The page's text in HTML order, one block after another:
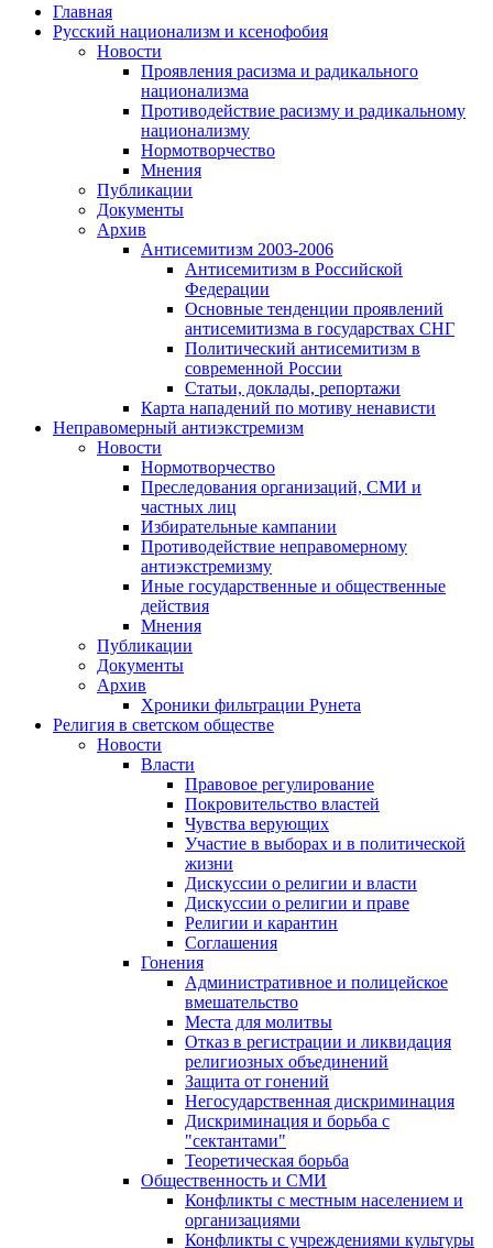
Главная
Русский национализм и ксенофобия
Новости
Проявления расизма и радикального
национализма
Противодействие расизму и радикальному
национализму
Нормотворчество
Мнения
Публикации
Документы
Архив
Антисемитизм 2003-2006
Антисемитизм в Российской
Федерации
Основные тенденции проявлений
антисемитизма в государствах СНГ
Политический антисемитизм в
современной России
Статьи, доклады, репортажи
Карта нападений по мотиву ненависти
Неправомерный антиэкстремизм
Новости
Нормотворчество
Преследования организаций, СМИ и
частных лиц
Избирательные кампании
Противодействие неправомерному
антиэкстремизму
Иные государственные и общественные
действия
Мнения
Публикации
Документы
Архив
Хроники фильтрации Рунета
Религия в светском обществе
Новости
Власти
Правовое регулирование
Покровительство властей
Чувства верующих
Участие в выборах и в политической
жизни
Дискуссии о религии и власти
Дискуссии о религии и праве
Религии и карантин
Соглашения
Гонения
Административное и полицейское
вмешательство
Места для молитвы
Отказ в регистрации и ликвидация
религиозных объединений
Защита от гонений
Негосударственная дискриминация
Дискриминация и борьба с
"сектантами"
Теоретическая борьба
Общественность и СМИ
Конфликты с местным населением и
организациями
Конфликты с учреждениями культуры